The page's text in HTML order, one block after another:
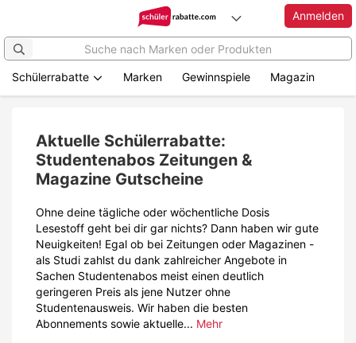
springen
Anmelden
Schülerrabatte Marken Gewinnspiele Magazin
Aktuelle Schülerrabatte:
Studentenabos Zeitungen &
Magazine Gutscheine
Ohne deine tägliche oder wöchentliche Dosis
Lesestoff geht bei dir gar nichts? Dann haben wir gute
Neuigkeiten! Egal ob bei Zeitungen oder Magazinen -
als Studi zahlst du dank zahlreicher Angebote in
Sachen Studentenabos meist einen deutlich
geringeren Preis als jene Nutzer ohne
Studentenausweis. Wir haben die besten
Abonnements sowie aktuelle... Mehr